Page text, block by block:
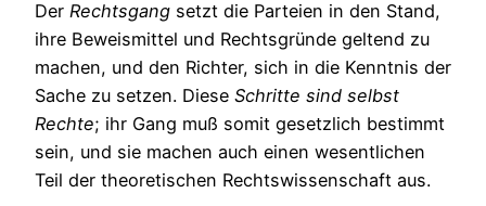
Der Rechtsgang setzt die Parteien in den Stand,
ihre Beweismittel und Rechtsgründe geltend zu
machen, und den Richter, sich in die Kenntnis der
Sache zu setzen. Diese Schritte sind selbst
Rechte; ihr Gang muß somit gesetzlich bestimmt
sein, und sie machen auch einen wesentlichen
Teil der theoretischen Rechtswissenschaft aus.